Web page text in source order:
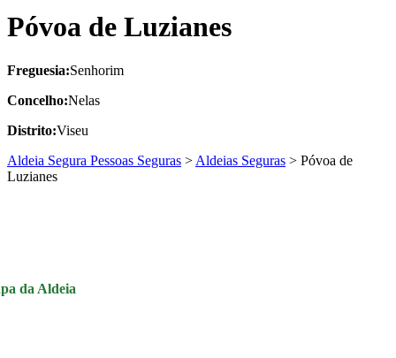
Póvoa de Luzianes
Freguesia:Senhorim
Concelho:Nelas
Distrito:Viseu
Aldeia Segura Pessoas Seguras > Aldeias Seguras > Póvoa de
Luzianes
da Aldeia